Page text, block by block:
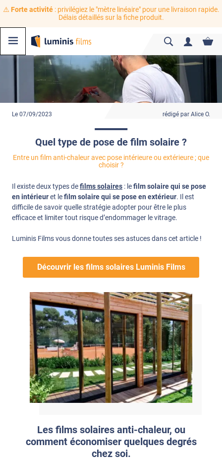
⚠️ Forte activité: privilégiez le "mètre linéaire" pour une livraison rapide.
Délais détaillés sur la fiche produit.
Le 07/09/2023 rédigé par Alice O.
Quel type de pose de film solaire ?
Entre un film anti-chaleur avec pose intérieure ou extérieure ; que
choisir ?
Il existe deux types defilms solaires : lefilm solaire qui se pose
en intérieuret lefilm solaire qui se pose en extérieur. Il est
difficile de savoir quelle stratégie adopter pour être le plus
efficace et limiter tout risque d’endommager le vitrage.
Luminis Films vous donne toutes ses astuces dans cet article !
Découvrir les films solaires Luminis Films
Les films solaires anti-chaleur, ou
comment économiser quelques degrés
chez soi.